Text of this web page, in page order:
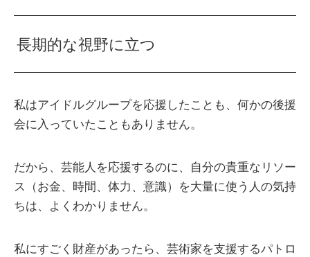
長期的な視野に立つ
私はアイドルグループを応援したことも、何かの後援
会に入っていたこともありません。
だから、芸能人を応援するのに、自分の貴重なリソー
ス（お金、時間、体力、意識）を大量に使う人の気持
ちは、よくわかりません。
私にすごく財産があったら、芸術家を支援するパトロ